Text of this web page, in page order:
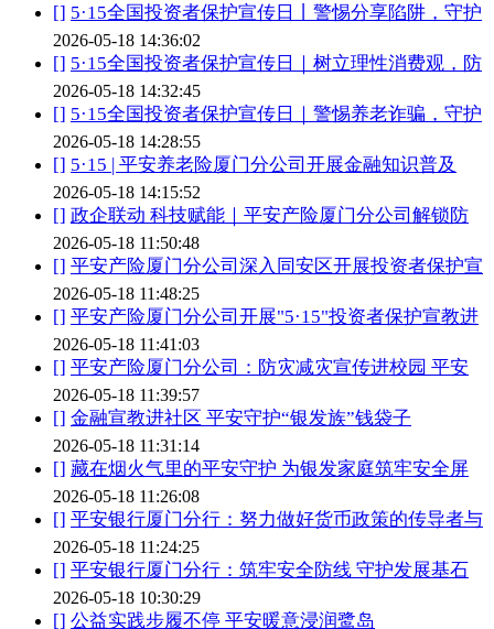
[] 5·15全国投资者保护宣传日丨警惕分享陷阱，守护
2026-05-18 14:36:02
[] 5·15全国投资者保护宣传日｜树立理性消费观，防
2026-05-18 14:32:45
[] 5·15全国投资者保护宣传日｜警惕养老诈骗，守护
2026-05-18 14:28:55
[] 5·15 | 平安养老险厦门分公司开展金融知识普及
2026-05-18 14:15:52
[] 政企联动 科技赋能｜平安产险厦门分公司解锁防
2026-05-18 11:50:48
[] 平安产险厦门分公司深入同安区开展投资者保护宣
2026-05-18 11:48:25
[] 平安产险厦门分公司开展"5·15"投资者保护宣教进
2026-05-18 11:41:03
[] 平安产险厦门分公司：防灾减灾宣传进校园 平安
2026-05-18 11:39:57
[] 金融宣教进社区 平安守护“银发族”钱袋子
2026-05-18 11:31:14
[] 藏在烟火气里的平安守护 为银发家庭筑牢安全屏
2026-05-18 11:26:08
[] 平安银行厦门分行：努力做好货币政策的传导者与
2026-05-18 11:24:25
[] 平安银行厦门分行：筑牢安全防线 守护发展基石
2026-05-18 10:30:29
[] 公益实践步履不停 平安暖意浸润鹭岛